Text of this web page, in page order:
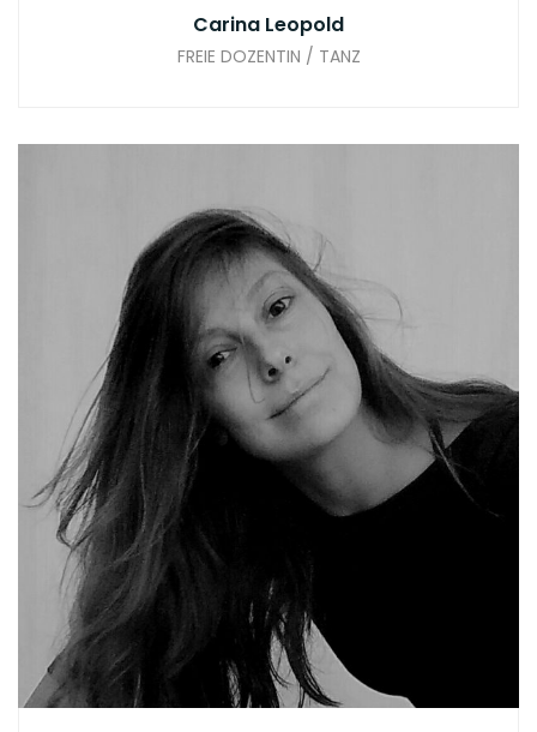
Carina Leopold
FREIE DOZENTIN / TANZ